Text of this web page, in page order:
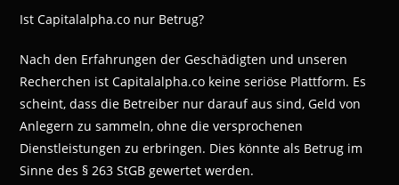
Ist Capitalalpha.co nur Betrug?
Nach den Erfahrungen der Geschädigten und unseren
Recherchen ist Capitalalpha.co keine seriöse Plattform. Es
scheint, dass die Betreiber nur darauf aus sind, Geld von
Anlegern zu sammeln, ohne die versprochenen
Dienstleistungen zu erbringen. Dies könnte als Betrug im
Sinne des § 263 StGB gewertet werden.